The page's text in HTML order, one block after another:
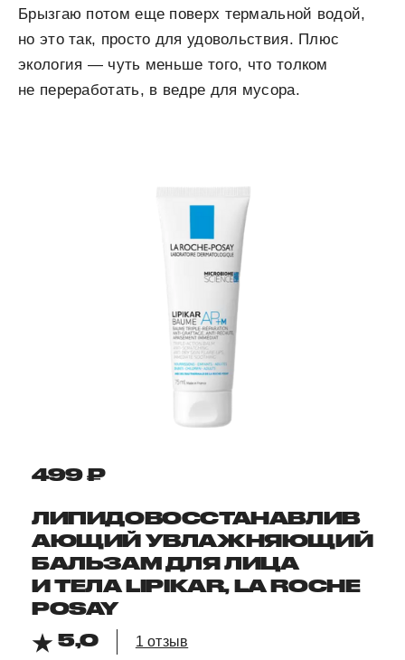
Брызгаю потом еще поверх термальной водой,
но это так, просто для удовольствия. Плюс
экология — чуть меньше того, что толком
не переработать, в ведре для мусора.
499 ₽
ЛИПИДОВОССТАНАВЛИВ
АЮЩИЙ УВЛАЖНЯЮЩИЙ
БАЛЬЗАМ ДЛЯ ЛИЦА
И ТЕЛА LIPIKAR, LA ROCHE
POSAY
5,0
1 отзыв